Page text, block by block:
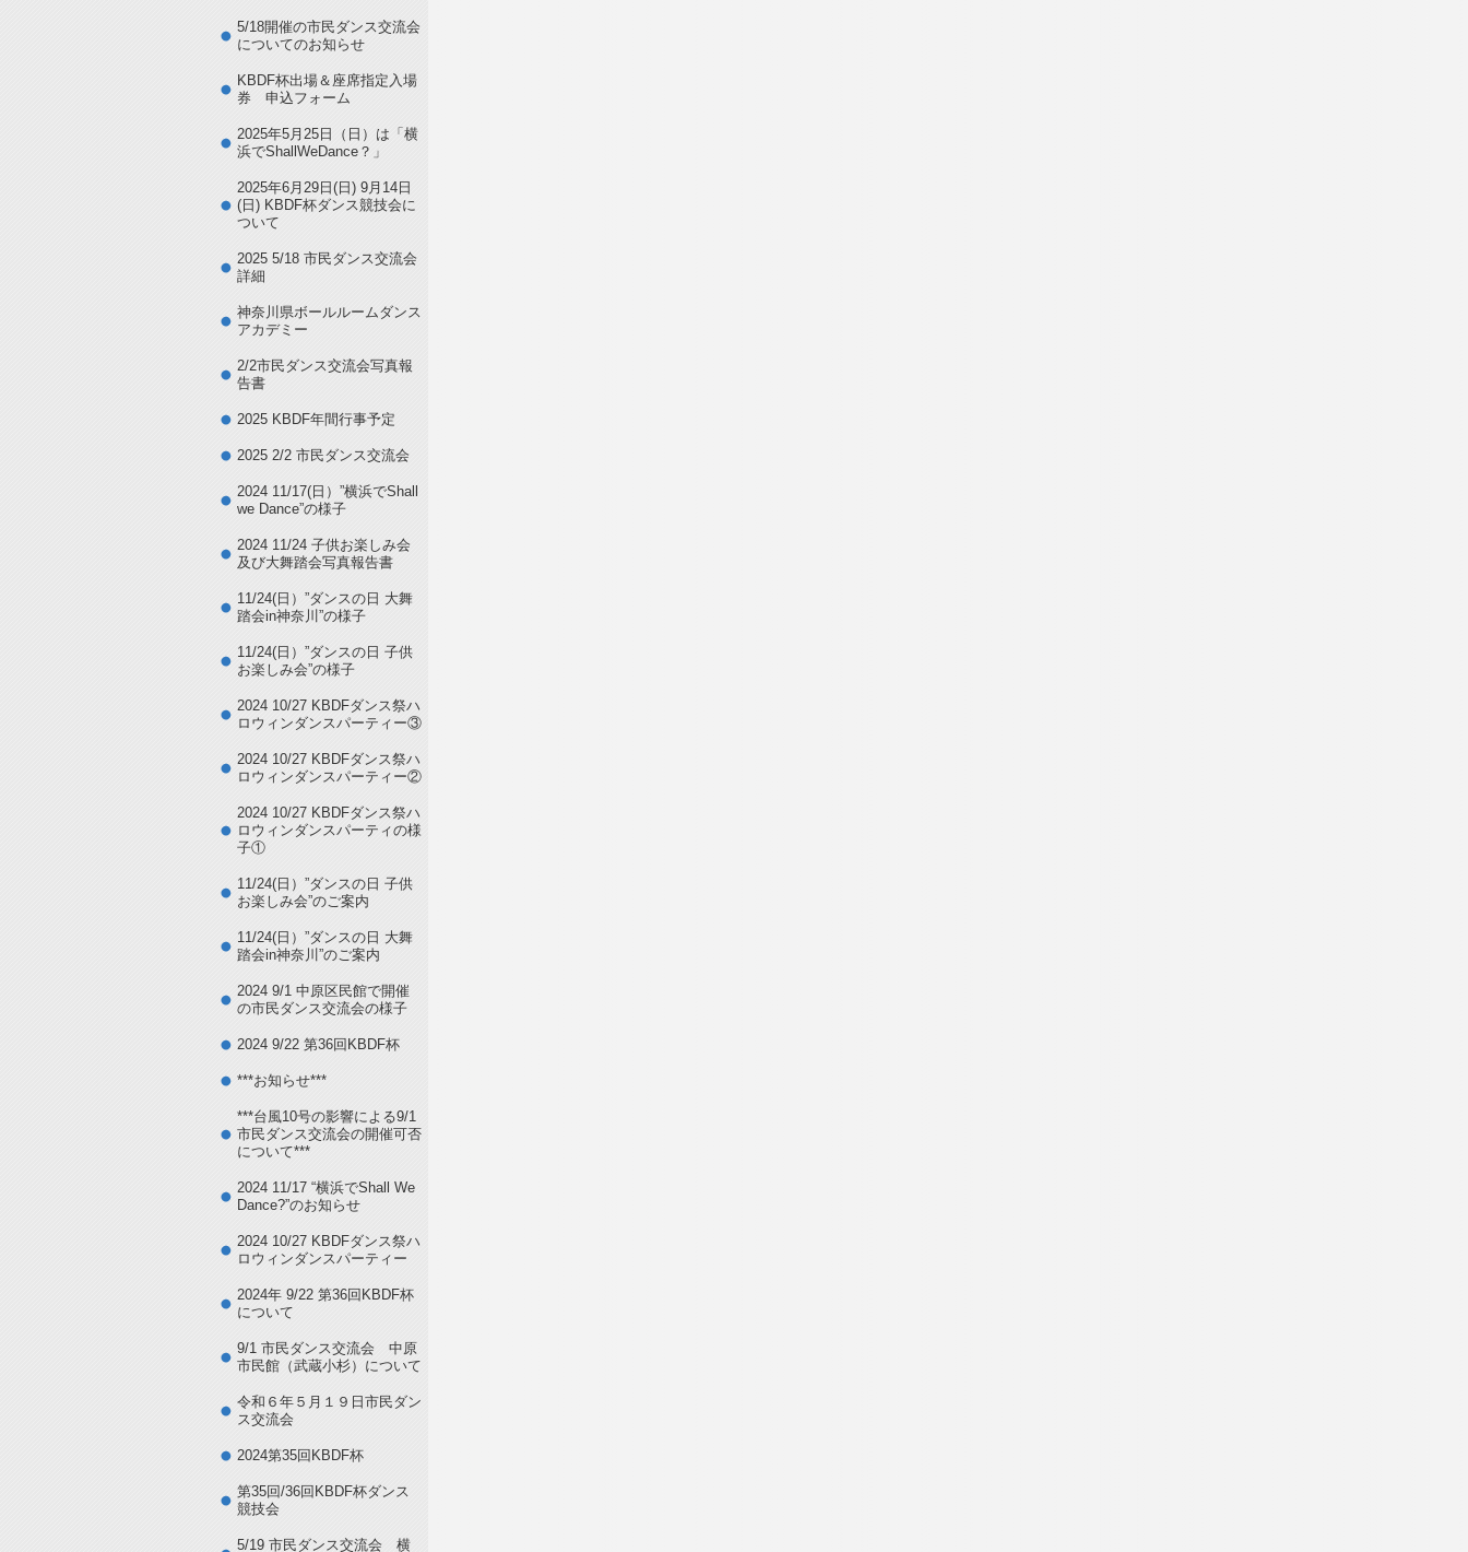
5/18開催の市民ダンス交流会
についてのお知らせ
KBDF杯出場＆座席指定入場
券 申込フォーム
2025年5月25日（日）は「横
浜でShallWeDance？」
2025年6月29日(日) 9月14日
(日) KBDF杯ダンス競技会に
ついて
2025 5/18 市民ダンス交流会
詳細
神奈川県ボールルームダンス
アカデミー
2/2市民ダンス交流会写真報
告書
2025 KBDF年間行事予定
2025 2/2 市民ダンス交流会
2024 11/17(日）”横浜でShall
we Dance”の様子
2024 11/24 子供お楽しみ会
及び大舞踏会写真報告書
11/24(日）”ダンスの日 大舞
踏会in神奈川”の様子
11/24(日）”ダンスの日 子供
お楽しみ会”の様子
2024 10/27 KBDFダンス祭ハ
ロウィンダンスパーティー③
2024 10/27 KBDFダンス祭ハ
ロウィンダンスパーティー②
2024 10/27 KBDFダンス祭ハ
ロウィンダンスパーティの様
子①
11/24(日）”ダンスの日 子供
お楽しみ会”のご案内
11/24(日）”ダンスの日 大舞
踏会in神奈川”のご案内
2024 9/1 中原区民館で開催
の市民ダンス交流会の様子
2024 9/22 第36回KBDF杯
***お知らせ***
***台風10号の影響による9/1
市民ダンス交流会の開催可否
について***
2024 11/17 “横浜でShall We
Dance?”のお知らせ
2024 10/27 KBDFダンス祭ハ
ロウィンダンスパーティー
2024年 9/22 第36回KBDF杯
について
9/1 市民ダンス交流会 中原
市民館（武蔵小杉）について
令和６年５月１９日市民ダン
ス交流会
2024第35回KBDF杯
第35回/36回KBDF杯ダンス
競技会
5/19 市民ダンス交流会 横